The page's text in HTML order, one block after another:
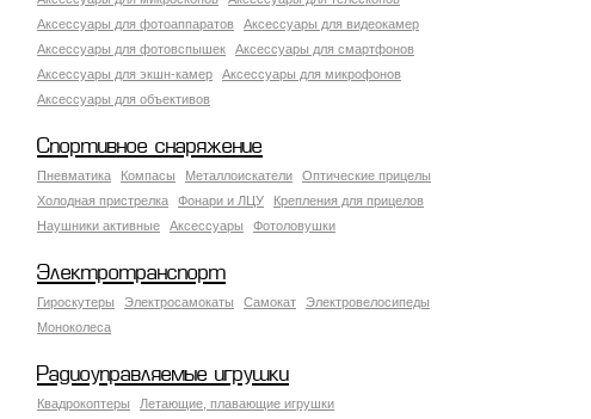
Аксессуары для фотоаппаратов
Аксессуары для видеокамер
Аксессуары для фотовспышек
Аксессуары для смартфонов
Аксессуары для экшн-камер
Аксессуары для микрофонов
Аксессуары для объективов
Спортивное снаряжение
Пневматика Компасы Металлоискатели
Оптические прицелы
Холодная пристрелка
Фонари и ЛЦУ
Крепления для прицелов
Наушники активные
Аксессуары Фотоловушки
Электротранспорт
Гироскутеры Электросамокаты Самокат
Электровелосипеды
Моноколеса
Радиоуправляемые игрушки
Квадрокоптеры
Летающие, плавающие игрушки